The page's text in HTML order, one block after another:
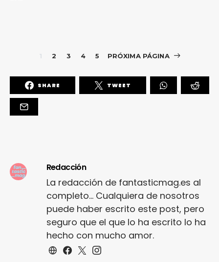
1 2 3 4 5 PRÓXIMA PÁGINA
SHARE TWEET
Redacción
La redacción de fantasticmag.es al
completo... Cualquiera de nosotros
puede haber escrito este post, pero
seguro que el que lo ha escrito lo ha
hecho con mucho amor.